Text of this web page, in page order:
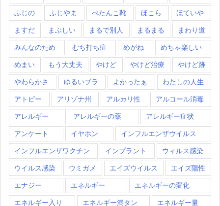
ふじの ふじやま ぺたんこ靴 ほこら ほていや
ますだ まぶしい まるで別人 まるまる まわり道
みんなのため むち打ち症 めがね めちゃ楽しい
めまい もう大丈夫 やけど やけど治療 やけど跡
やわらかさ ゆるいブラ よかったぁ わたしの人生
アトピー アリゾナ州 アルカリ性 アルコール消毒
アレルギー アレルギーの薬 アレルギー症状
アンケート イヤホン インフルエンザウイルス
インフルエンザワクチン インプラント ウィルス感染
ウイルス感染 ウミガメ エイズウイルス エイズ陽性
エナジー エネルギー エネルギーの変化
エネルギー入り エネルギー満タン エネルギー量